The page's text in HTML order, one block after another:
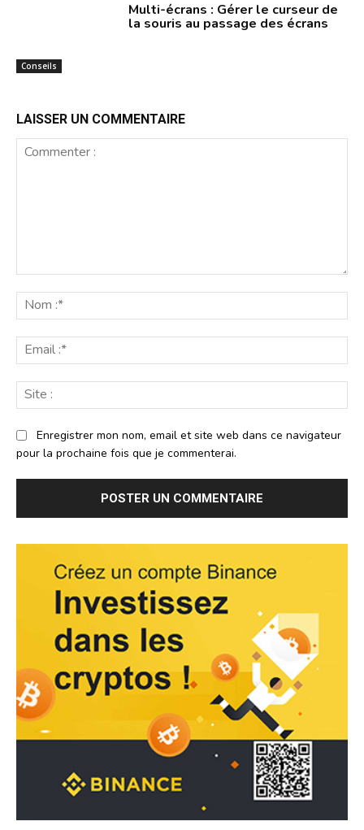
Conseils
Multi-écrans : Gérer le curseur de
la souris au passage des écrans
LAISSER UN COMMENTAIRE
:*
:*
:
Enregistrer mon nom, email et site web dans ce navigateur
pour la prochaine fois que je commenterai.